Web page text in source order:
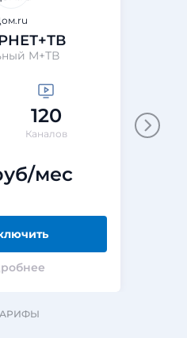
M+ТВ
120
Каналов
мес